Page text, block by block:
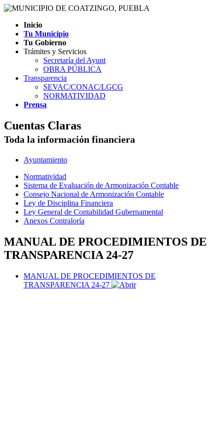
Inicio
Tu Municipio
Tu Gobierno
Trámites y Servicios
Secretaría del Ayunt
OBRA PÚBLICA
Transparencia
SEVAC/CONAC/LGCG
NORMATIVIDAD
Prensa
Cuentas Claras
Toda la información financiera
Ayuntamiento
Normatividad
Sistema de Evaluación de Armonización Contable
Consejo Nacional de Armonización Contable
Ley de Disciplina Financiera
Ley General de Contabilidad Gubernamental
Anexos Contraloría
MANUAL DE PROCEDIMIENTOS DE
TRANSPARENCIA 24-27
MANUAL DE PROCEDIMIENTOS DE
TRANSPARENCIA 24-27